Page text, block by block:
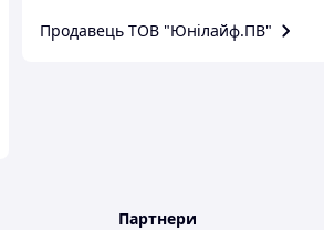
Продавець ТОВ "Юнілайф.ПВ"
Партнери